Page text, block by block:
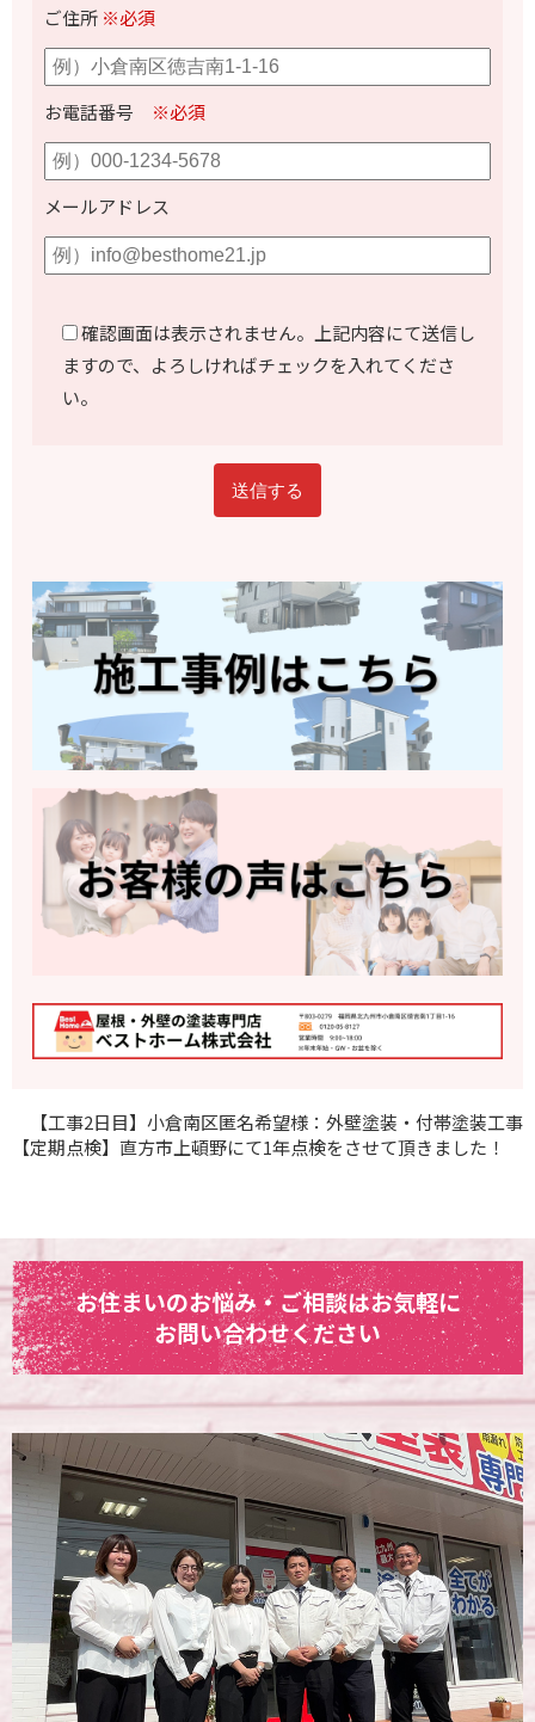
ご住所 ※必須
お電話番号 ※必須
メールアドレス
確認画面は表示されません。上記内容にて送信し
ますので、よろしければチェックを入れてくださ
い。
【工事2日目】小倉南区匿名希望様：外壁塗装・付帯塗装工事
【定期点検】直方市上頓野にて1年点検をさせて頂きました！
お住まいのお悩み・ご相談はお気軽に
お問い合わせください